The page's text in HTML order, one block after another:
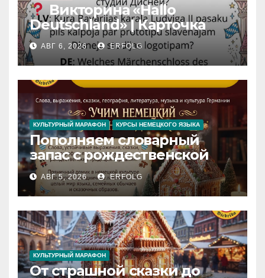
Викторина «Hallo
Deutschland» | Карточка
№46
Замок вдохновения
Iedvesmas pils / Schloss der
Inspiration
АВГ 6, 2026 ERFOLG
КУЛЬТУРНЫЙ МАРАФОН КУРСЫ НЕМЕЦКОГО ЯЗЫКА
Пополняем словарный
запас с рождественской
сказкой! Учим немецкий
вместе с Lebkuchenhaus
АВГ 5, 2026 ERFOLG
КУЛЬТУРНЫЙ МАРАФОН
От страшной сказки до